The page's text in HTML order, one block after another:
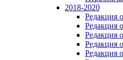
2018-2020
Редакция
Редакция
Редакция
Редакция
Редакция